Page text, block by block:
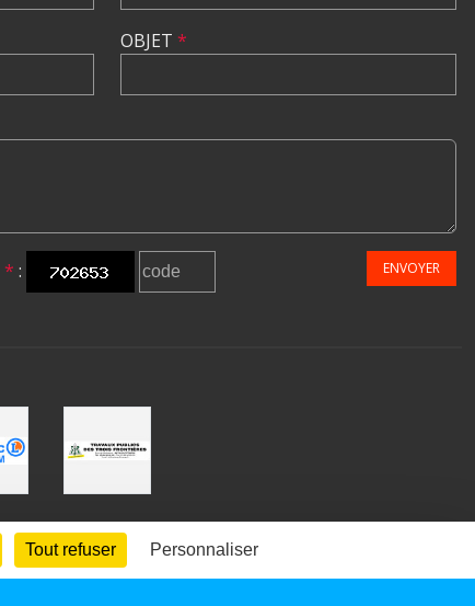
OBJET *
* : ENVOYER
Tout refuser Personnaliser